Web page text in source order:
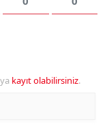
kayıt olabilirsiniz.